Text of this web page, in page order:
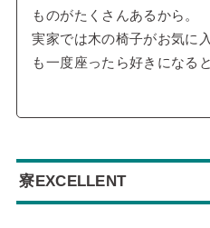
ものがたくさんあるから。
実家では木の椅子がお気に
も一度座ったら好きになる
寮EXCELLENT